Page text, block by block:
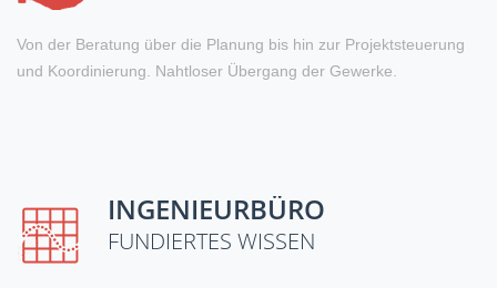
Von der Beratung über die Planung bis hin zur Projektsteuerung
und Koordinierung. Nahtloser Übergang der Gewerke.
INGENIEURBÜRO
FUNDIERTES WISSEN